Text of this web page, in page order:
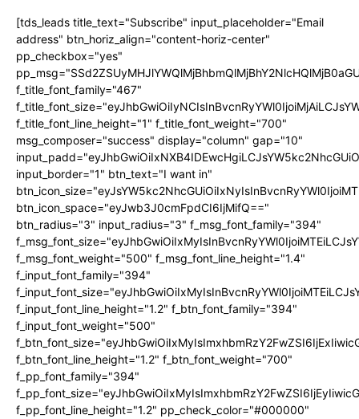
[tds_leads title_text="Subscribe" input_placeholder="Email
address" btn_horiz_align="content-horiz-center"
pp_checkbox="yes"
f_title_font_family="467"
f_title_font_line_height="1" f_title_font_weight="700"
msg_composer="success" display="column" gap="10"
input_border="1" btn_text="I want in"
btn_icon_space="eyJwb3J0cmFpdCI6IjMifQ=="
btn_radius="3" input_radius="3" f_msg_font_family="394"
f_msg_font_weight="500" f_msg_font_line_height="1.4"
f_input_font_family="394"
f_input_font_line_height="1.2" f_btn_font_family="394"
f_input_font_weight="500"
f_btn_font_line_height="1.2" f_btn_font_weight="700"
f_pp_font_family="394"
f_pp_font_line_height="1.2" pp_check_color="#000000"